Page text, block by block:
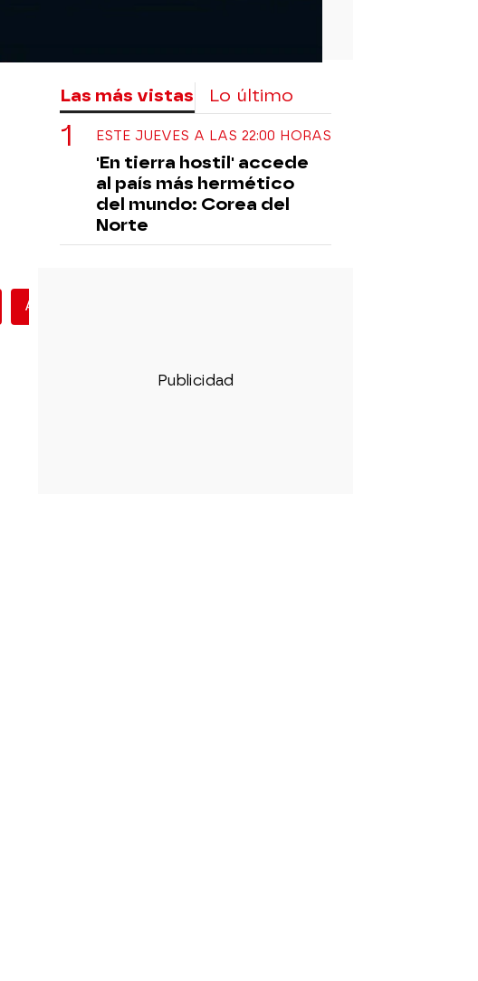
Antoine Griezmann
Las más vistas Lo último
ESTE JUEVES A LAS 22:00 HORAS
'En tierra hostil' accede
al país más hermético
del mundo: Corea del
Norte